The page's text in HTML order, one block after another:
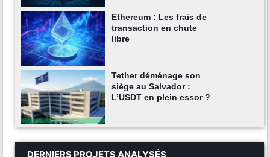
Ethereum : Les frais de
transaction en chute
libre
Tether déménage son
siège au Salvador :
L’USDT en plein essor ?
DERNIERS PROJETS ANALYSÉS